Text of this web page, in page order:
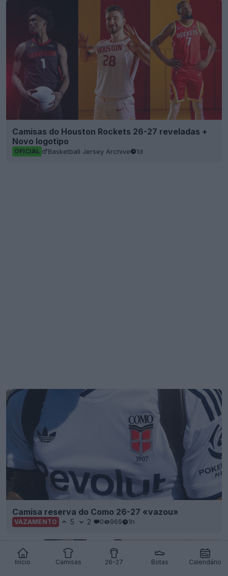
Início Camisas 26-27 Botas Calendário
Camisas do Houston Rockets 26-27 reveladas +
Novo logotipo
OFICIAL Basketball Jersey Archive 1d
Camisa reserva do Como 26-27 «vazou»
VAZAMENTO 5 2 0 969 1h